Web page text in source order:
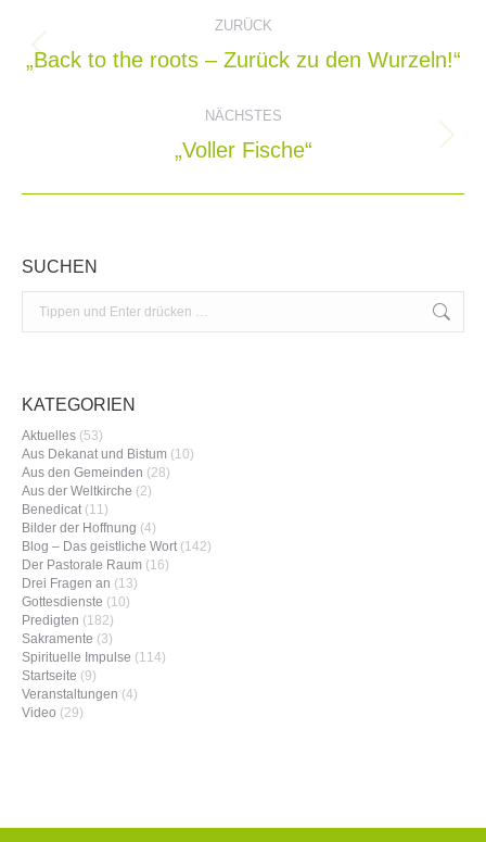
ZURÜCK
Vorheriger
„Back to the roots – Zurück zu den Wurzeln!“
NÄCHSTES
Nächster
„Voller Fische“
SUCHEN
KATEGORIEN
Aktuelles (53)
Aus Dekanat und Bistum (10)
Aus den Gemeinden (28)
Aus der Weltkirche (2)
Benedicat(11)
Bilder der Hoffnung (4)
Blog – Das geistliche Wort(142)
Der Pastorale Raum (16)
Drei Fragen an (13)
Gottesdienste (10)
Predigten (182)
Sakramente (3)
Spirituelle Impulse (114)
Startseite (9)
Veranstaltungen (4)
Video (29)